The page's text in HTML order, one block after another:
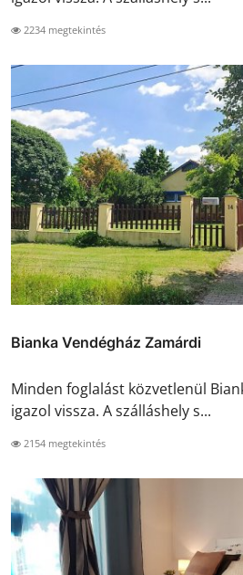
2234 megtekintés
Bianka Vendégház Zamárdi
Minden foglalást közvetlenül
igazol vissza. A szálláshely s...
2154 megtekintés